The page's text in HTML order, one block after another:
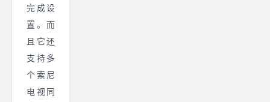
完成设
置。而
且它还
支持多
个索尼
电视同